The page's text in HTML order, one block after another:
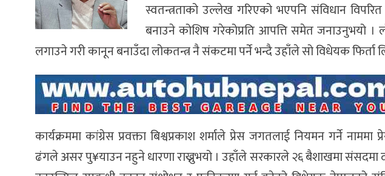
स्वतन्त्रताको उल्लेख गरिएको भएपनि संविधान
बनाउने कोशिष गरेकोप्रति आपत्ति समेत जनाउनुभयो ।
लगाउने गरी कानून बनाउँदा लोकतन्त्र नै संकटमा पर्ने भन्दै उहाँले सो विधेयक
कार्यक्रममा कांग्रेस प्रवक्ता बिश्वप्रकाश शर्माले प्रेस जगतलाई नियमन गर्ने नाममा
ढंगले असर पु¥याउन नहुने धारणा राख्नुभयो । उहाँले सरकारले २६ बैशाखमा संसदमा